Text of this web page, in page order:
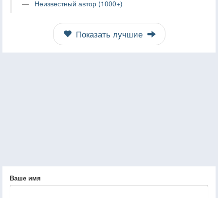
Неизвестный автор (1000+)
Показать лучшие
Ваше имя